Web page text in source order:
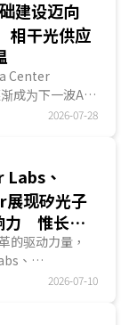
回应新一轮半导
；美国则于亚利
速改变OSAT竞
建设迈向
干光供应
Center
成为下一波AI
机房空间及散热
与推论。随著
调变／直接检
传输需求，使
...
2026-07-28
Labs、
现矽光子
力 惟长远
态系支持
的驱动力量，
、
异质整合和光
2026-07-10